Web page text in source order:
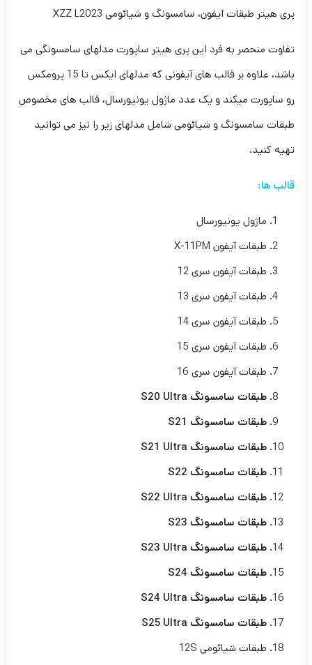
پری هیتر طبقات آیفون، سامسونگ و شیائومی XZZ L2023
تفاوت منحصر به فرد این پری هیتر ساپورت مدلهای سامسونگی می
باشد، علاوه بر قالب های آیفونی که مدلهای ایکس تا 15 پرومکس
رو ساپورت میکند و یک عدد ماژول یونیورسال، قالب های مخصوص
طبقات سامسونگ و شیائومی شامل مدلهای زیر را نیز می توانید
تهیه کنید.
قالب ها:
ماژول یونیورسال
طبقات آیفون X-11PM
طبقات آیفون سری 12
طبقات آیفون سری 13
طبقات آیفون سری 14
طبقات آیفون سری 15
طبقات آیفون سری 16
طبقات سامسونگ S20 Ultra
طبقات سامسونگ S21
طبقات سامسونگ S21 Ultra
طبقات سامسونگ S22
طبقات سامسونگ S22 Ultra
طبقات سامسونگ S23
طبقات سامسونگ S23 Ultra
طبقات سامسونگ S24
طبقات سامسونگ S24 Ultra
طبقات سامسونگ S25 Ultra
طبقات شیائومی 12S